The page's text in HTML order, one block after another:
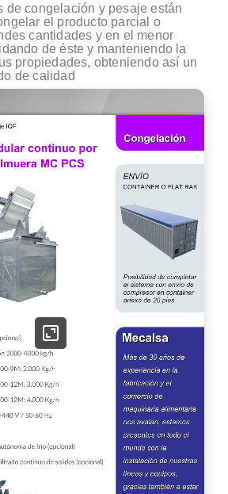
de congelación y pesaje están
el producto parcial o
cantidades y en el menor
de éste y manteniendo la
propiedades, obteniendo así un
de calidad